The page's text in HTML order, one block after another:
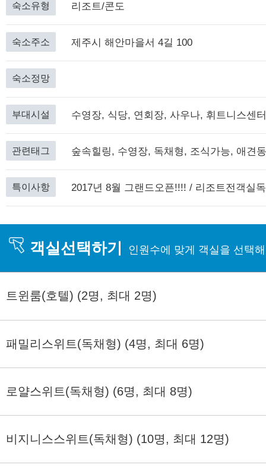
숙소유형 리조트/콘도
숙소주소 제주시 해안마을서 4길 100
숙소정망
부대시설 수영장, 식당, 연회장, 사우나, 휘트니스센터
관련태그 숲속힐링, 수영장, 독채형, 조식가능, 애견
특이사항 2017년 8월 그랜드오픈!!!! / 리조트전객실
객실선택하기 인원수에 맞게 객실을 선택
트윈룸(호텔) (2명, 최대 2명)
패밀리스위트(독채형) (4명, 최대 6명)
로얄스위트(독채형) (6명, 최대 8명)
비지니스스위트(독채형) (10명, 최대 12명)